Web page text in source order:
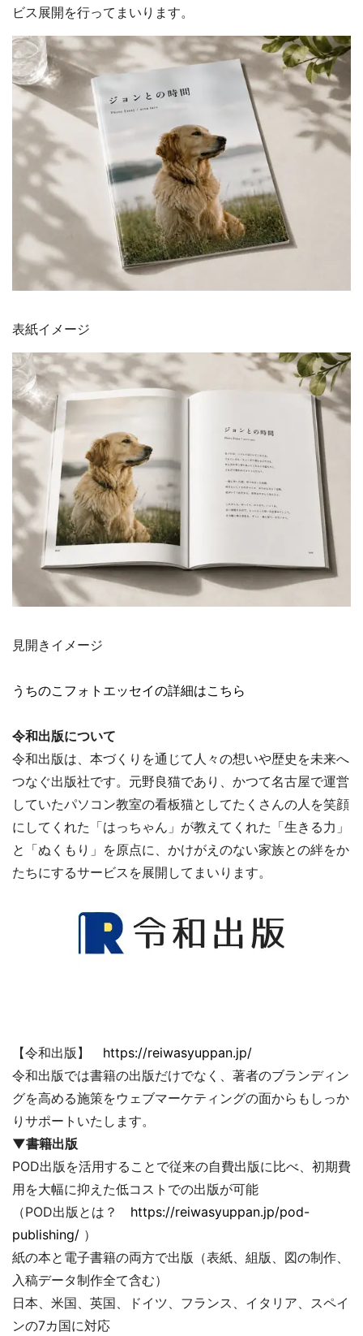
ビス展開を行ってまいります。
表紙イメージ
見開きイメージ
うちのこフォトエッセイの詳細はこちら
令和出版について
令和出版は、本づくりを通じて人々の想いや歴史を未来へ
つなぐ出版社です。元野良猫であり、かつて名古屋で運営
していたパソコン教室の看板猫としてたくさんの人を笑顔
にしてくれた「はっちゃん」が教えてくれた「生きる力」
と「ぬくもり」を原点に、かけがえのない家族との絆をか
たちにするサービスを展開してまいります。
【令和出版】 https://reiwasyuppan.jp/
令和出版では書籍の出版だけでなく、著者のブランディン
グを高める施策をウェブマーケティングの面からもしっか
りサポートいたします。
▼書籍出版
POD出版を活用することで従来の自費出版に比べ、初期費
用を大幅に抑えた低コストでの出版が可能
（POD出版とは？ https://reiwasyuppan.jp/pod-
publishing/ ）
紙の本と電子書籍の両方で出版（表紙、組版、図の制作、
入稿データ制作全て含む）
日本、米国、英国、ドイツ、フランス、イタリア、スペイ
ンの7カ国に対応